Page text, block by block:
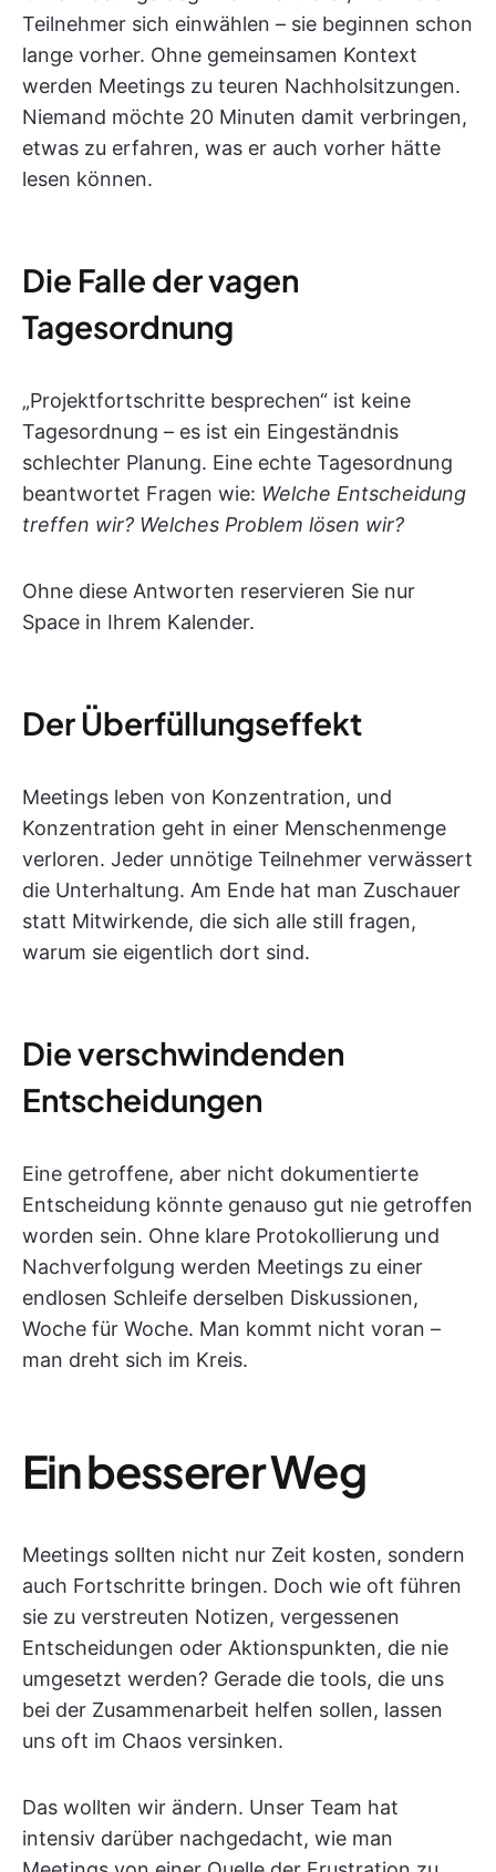
Teilnehmer sich einwählen – sie beginnen schon
lange vorher. Ohne gemeinsamen Kontext
werden Meetings zu teuren Nachholsitzungen.
Niemand möchte 20 Minuten damit verbringen,
etwas zu erfahren, was er auch vorher hätte
lesen können.
Die Falle der vagen
Tagesordnung
„Projektfortschritte besprechen“ ist keine
Tagesordnung – es ist ein Eingeständnis
schlechter Planung. Eine echte Tagesordnung
beantwortet Fragen wie: Welche Entscheidung
treffen wir? Welches Problem lösen wir?
Ohne diese Antworten reservieren Sie nur
Space in Ihrem Kalender.
Der Überfüllungseffekt
Meetings leben von Konzentration, und
Konzentration geht in einer Menschenmenge
verloren. Jeder unnötige Teilnehmer verwässert
die Unterhaltung. Am Ende hat man Zuschauer
statt Mitwirkende, die sich alle still fragen,
warum sie eigentlich dort sind.
Die verschwindenden
Entscheidungen
Eine getroffene, aber nicht dokumentierte
Entscheidung könnte genauso gut nie getroffen
worden sein. Ohne klare Protokollierung und
Nachverfolgung werden Meetings zu einer
endlosen Schleife derselben Diskussionen,
Woche für Woche. Man kommt nicht voran –
man dreht sich im Kreis.
Ein besserer Weg
Meetings sollten nicht nur Zeit kosten, sondern
auch Fortschritte bringen. Doch wie oft führen
sie zu verstreuten Notizen, vergessenen
Entscheidungen oder Aktionspunkten, die nie
umgesetzt werden? Gerade die tools, die uns
bei der Zusammenarbeit helfen sollen, lassen
uns oft im Chaos versinken.
Das wollten wir ändern. Unser Team hat
intensiv darüber nachgedacht, wie man